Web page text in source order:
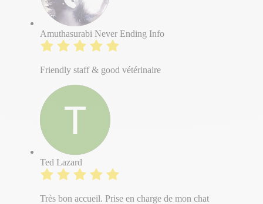
Amuthasurabi Never Ending Info
Friendly staff & good vétérinaire
Ted Lazard
Très bon accueil. Prise en charge de mon chat